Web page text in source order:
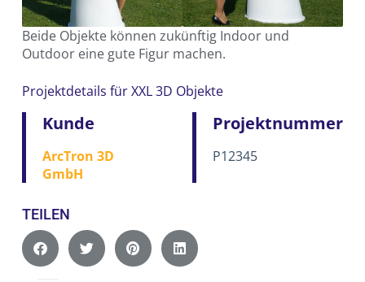
Beide Objekte können zukünftig Indoor und
Outdoor eine gute Figur machen.
Projektdetails für XXL 3D Objekte
Kunde
ArcTron 3D
GmbH
Projektnummer
P12345
TEILEN